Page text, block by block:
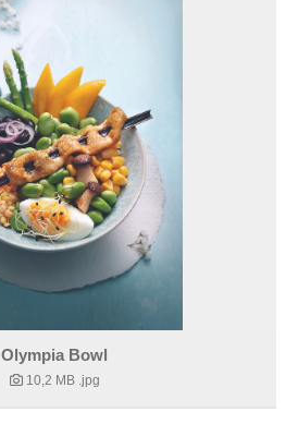
Olympia Bowl
10,2 MB .jpg